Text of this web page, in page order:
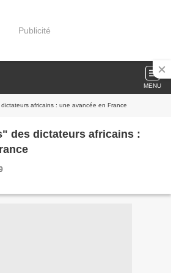
Publicité
MENU
africains : une avancée en France
des dictateurs africains :